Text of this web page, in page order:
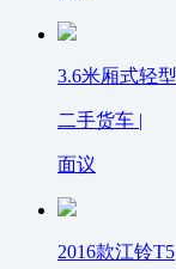
3.6米厢式轻
二手货车 |
面议
2016款江铃T5